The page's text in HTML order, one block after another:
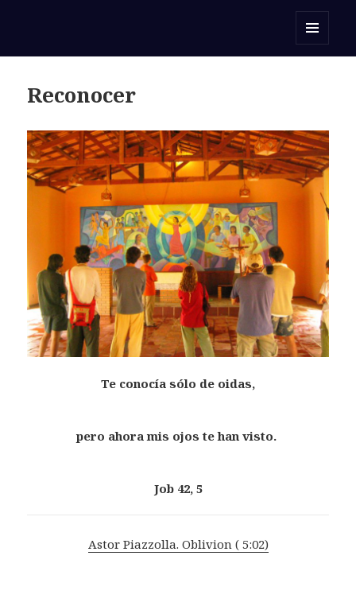
Reconocer
Te conocía sólo de oidas,
pero ahora mis ojos te han visto.
Job 42, 5
Astor Piazzolla. Oblivion ( 5:02)